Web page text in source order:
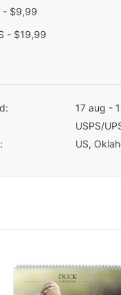
- $9,99
- $19,99
17 aug -
USPS/
US,